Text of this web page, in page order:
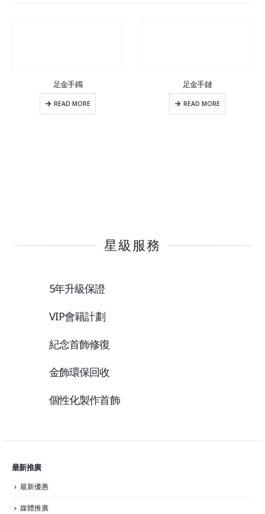
足金手鐲
READ MORE
足金手鏈
READ MORE
星級服務
5年升級保證
VIP會籍計劃
紀念首飾修復
金飾環保回收
個性化製作首飾
最新推廣
最新優惠
媒體推廣